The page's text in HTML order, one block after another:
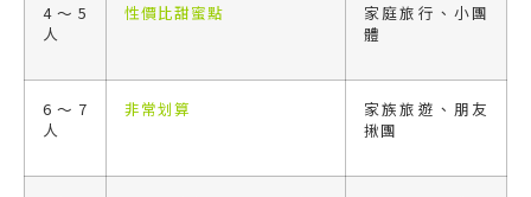
4〜5
人
性價比甜蜜點
家庭旅行、小團
體
6〜7
人
非常划算
家族旅遊、朋友
揪團